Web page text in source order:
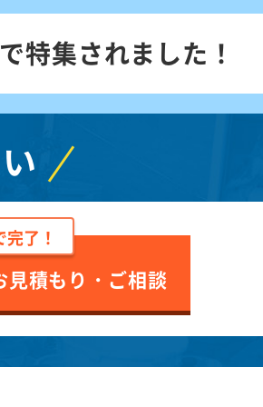
特集されました！
完了！
見積もり・ご相談